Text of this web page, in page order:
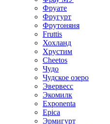
Фруате
Фругурт
Фрутоняня
Fruttis
Хохланд
Хрустим
Cheetos
Чудо
Чудское озеро
Эвервесс
Экомилк
Exponenta
Epica
Эрмигурт